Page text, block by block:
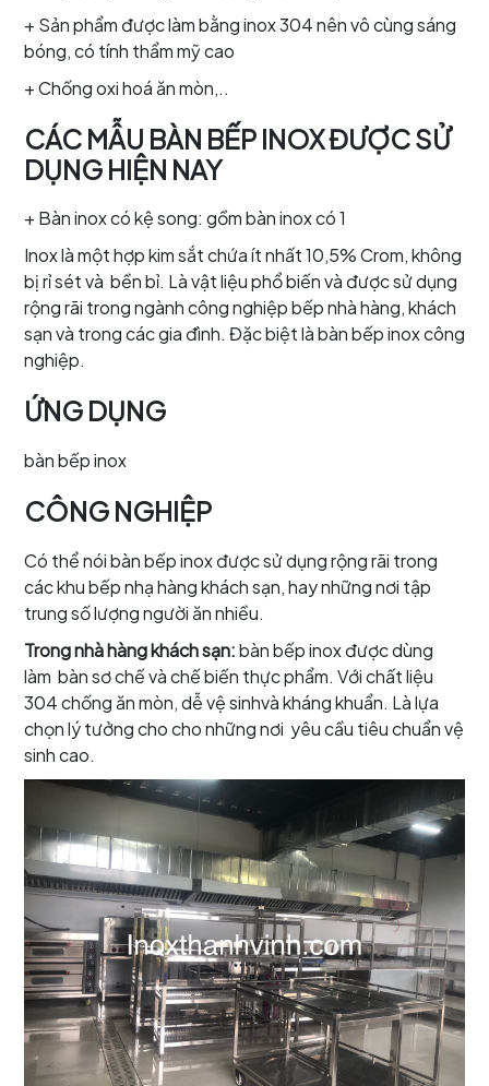
+ Sản phẩm được làm bằng inox 304 nên vô cùng sáng
bóng, có tính thẩm mỹ cao
+ Chống oxi hoá ăn mòn,..
CÁC MẪU BÀN BẾP INOX ĐƯỢC SỬ
DỤNG HIỆN NAY
+ Bàn inox có kệ song: gồm bàn inox có 1
Inox là một hợp kim sắt chứa ít nhất 10,5% Crom, không
bị rỉ sét và bền bỉ. Là vật liệu phổ biến và được sử dụng
rộng rãi trong ngành công nghiệp bếp nhà hàng, khách
sạn và trong các gia đình. Đặc biệt là bàn bếp inox công
nghiệp.
ỨNG DỤNG
bàn bếp inox
CÔNG NGHIỆP
Có thể nói bàn bếp inox được sử dụng rộng rãi trong
các khu bếp nhạ hàng khách sạn, hay những nơi tập
trung số lượng người ăn nhiều.
Trong nhà hàng khách sạn:bàn bếp inox được dùng
làm bàn sơ chế và chế biến thực phẩm. Với chất liệu
304 chống ăn mòn, dễ vệ sinhvà kháng khuẩn. Là lựa
chọn lý tưởng cho cho những nơi yêu cầu tiêu chuẩn vệ
sinh cao.